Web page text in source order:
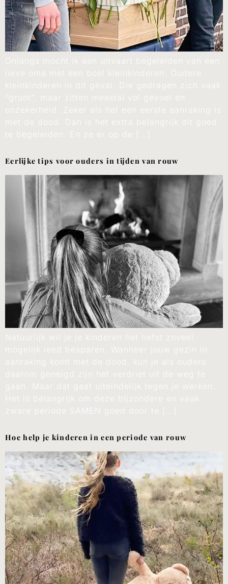
Onlangs mocht ik een uitvaart begeleiden van een
lieve oma met een boel kleinkinderen. Oudere
kleinkinderen in dit geval. Die gedragen zich vaak
“groot”, maar zitten meestal vol gevoel en
onzekerheid. Zeker als het een eerste aanraking is
met de dood. Dan is het extra belangrijk dit goed
te begeleiden. En ze er op de […]
Eerlijke tips voor ouders in tijden van rouw
Natuurlijk wil je je kinderen het liefst zoveel
mogelijk leed besparen. Wanneer jouw gezin in
aanraking komt met de dood, kun je als ouders
daarom geneigd zijn het verdriet uit de weg te
gaan. Maar dat gaat uiteindelijk tegen je werken.
Het is belangrijk om deze bijzondere en vaak
zware periode SAMEN goed door te […]
Hoe help je kinderen in een periode van rouw